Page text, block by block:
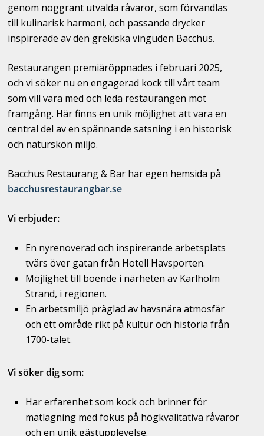
genom noggrant utvalda råvaror, som förvandlas
till kulinarisk harmoni, och passande drycker
inspirerade av den grekiska vinguden Bacchus.
Restaurangen premiäröppnades i februari 2025,
och vi söker nu en engagerad kock till vårt team
som vill vara med och leda restaurangen mot
framgång. Här finns en unik möjlighet att vara en
central del av en spännande satsning i en historisk
och naturskön miljö.
Bacchus Restaurang & Bar har egen hemsida på
bacchusrestaurangbar.se
Vi erbjuder:
En nyrenoverad och inspirerande arbetsplats
tvärs över gatan från Hotell Havsporten.
Möjlighet till boende i närheten av Karlholm
Strand, i regionen.
En arbetsmiljö präglad av havsnära atmosfär
och ett område rikt på kultur och historia från
1700-talet.
Vi söker dig som:
Har erfarenhet som kock och brinner för
matlagning med fokus på högkvalitativa råvaror
och en unik gästupplevelse.